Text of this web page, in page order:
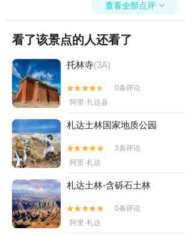
查看全部点评 
看了该景点的人还看了
托林寺(3A)


0条评论
阿里·扎达县
札达土林国家地质公园‌


3条评论
阿里·札达
札达土林-含砾石土林


0条评论
阿里·札达